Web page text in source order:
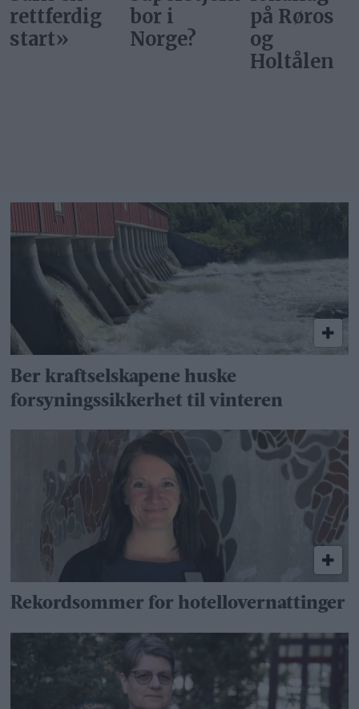
rettferdig
start»
bor i
Norge?
på Røros
og
Holtålen
Ber kraftselskapene huske
forsyningssikkerhet til vinteren
Rekordsommer for hotellovernattinger